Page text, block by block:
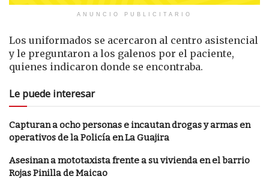
ANUNCIO PUBLICITARIO
Los uniformados se acercaron al centro asistencial
y le preguntaron a los galenos por el paciente,
quienes indicaron donde se encontraba.
Le puede interesar
Capturan a ocho personas e incautan drogas y armas en
operativos de la Policía en La Guajira
Asesinan a mototaxista frente a su vivienda en el barrio
Rojas Pinilla de Maicao